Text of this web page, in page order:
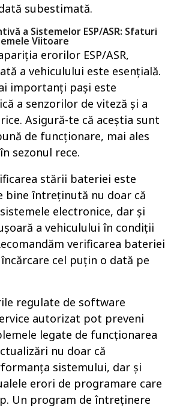
subestimată.
a Sistemelor ESP/ASR: Sfaturi
Viitoare
erorilor ESP/ASR,
a vehiculului este esențială.
importanți pași este
a senzorilor de viteză și a
Asigură-te că aceștia sunt
de funcționare, mai ales
sezonul rece.
stării bateriei este
bine întreținută nu doar că
electronice, dar și
a vehiculului în condiții
verificarea bateriei
cel puțin o dată pe
regulate de software
autorizat pot preveni
legate de funcționarea
nu doar că
sistemului, dar și
erori de programare care
Un program de întreținere